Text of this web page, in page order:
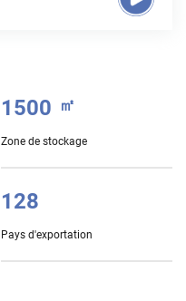
1500 ㎡
Zone de stockage
128
Pays d'exportation